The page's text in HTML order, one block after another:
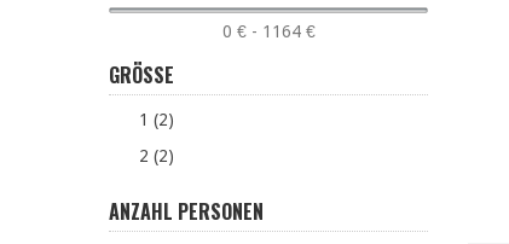
0 € - 1164 €
GRÖSSE
1 (2)
2 (2)
ANZAHL PERSONEN